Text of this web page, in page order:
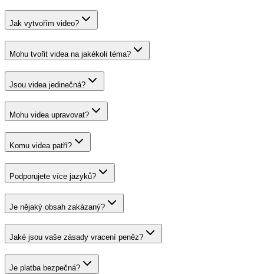
Jak vytvořím video?
Mohu tvořit videa na jakékoli téma?
Jsou videa jedinečná?
Mohu videa upravovat?
Komu videa patří?
Podporujete více jazyků?
Je nějaký obsah zakázaný?
Jaké jsou vaše zásady vracení peněz?
Je platba bezpečná?